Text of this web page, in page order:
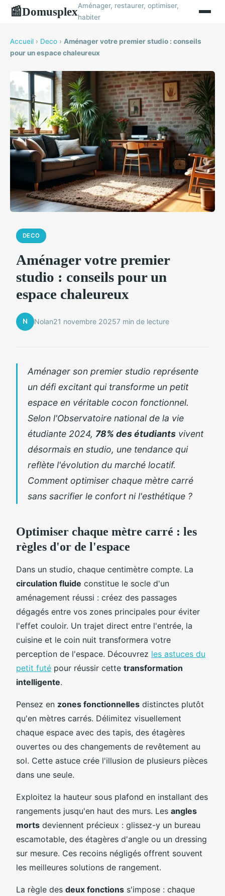
📰DomusplexAménager, restaurer, optimiser,
habiter
Accueil › Deco › Aménager votre premier studio : conseils
pour un espace chaleureux
DECO
Aménager votre premier
studio : conseils pour un
espace chaleureux
N Nolan21 novembre 20257 min de lecture
Aménager son premier studio représente
un défi excitant qui transforme un petit
espace en véritable cocon fonctionnel.
Selon l'Observatoire national de la vie
étudiante 2024, 78% des étudiants vivent
désormais en studio, une tendance qui
reflète l'évolution du marché locatif.
Comment optimiser chaque mètre carré
sans sacrifier le confort ni l'esthétique ?
Optimiser chaque mètre carré : les
règles d'or de l'espace
Dans un studio, chaque centimètre compte. La
circulation fluide constitue le socle d'un
aménagement réussi : créez des passages
dégagés entre vos zones principales pour éviter
l'effet couloir. Un trajet direct entre l'entrée, la
cuisine et le coin nuit transformera votre
perception de l'espace. Découvrez les astuces du
petit futé pour réussir cette transformation
intelligente.
Pensez en zones fonctionnelles distinctes plutôt
qu'en mètres carrés. Délimitez visuellement
chaque espace avec des tapis, des étagères
ouvertes ou des changements de revêtement au
sol. Cette astuce crée l'illusion de plusieurs pièces
dans une seule.
Exploitez la hauteur sous plafond en installant des
rangements jusqu'en haut des murs. Les angles
morts deviennent précieux : glissez-y un bureau
escamotable, des étagères d'angle ou un dressing
sur mesure. Ces recoins négligés offrent souvent
les meilleures solutions de rangement.
La règle des deux fonctions s'impose : chaque